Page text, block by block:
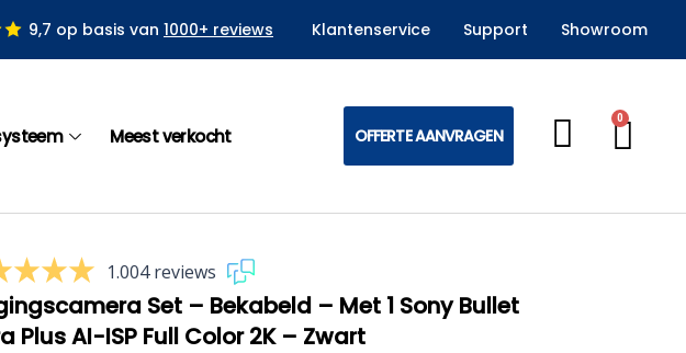
9,7 op basis van 1000+ reviews Klantenservice Support Showroom
Meest verkocht OFFERTE AANVRAGEN
0
1.004 reviews
Set – Bekabeld – Met 1 Sony Bullet
Plus AI-ISP Full Color 2K – Zwart